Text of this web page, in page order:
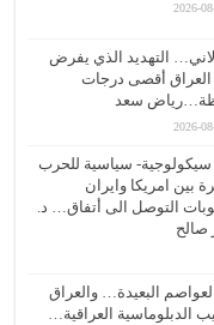
2026-
التهديد الذي يفرض
أقصى درجات
سعد
2026-
سيكولوجية- سياسية للحرب
بين امريكا وايران
التوصل الى أتفاق… د.
صالح
البعيدة… والعراق
الدبلوماسية العراقية…